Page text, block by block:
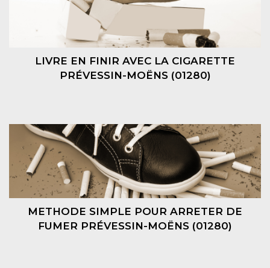
LIVRE EN FINIR AVEC LA CIGARETTE
PRÉVESSIN-MOËNS (01280)
METHODE SIMPLE POUR ARRETER DE
FUMER PRÉVESSIN-MOËNS (01280)